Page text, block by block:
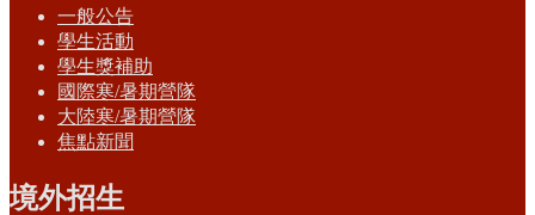
一般公告
學生活動
學生獎補助
國際寒/暑期營隊
大陸寒/暑期營隊
焦點新聞
境外招生